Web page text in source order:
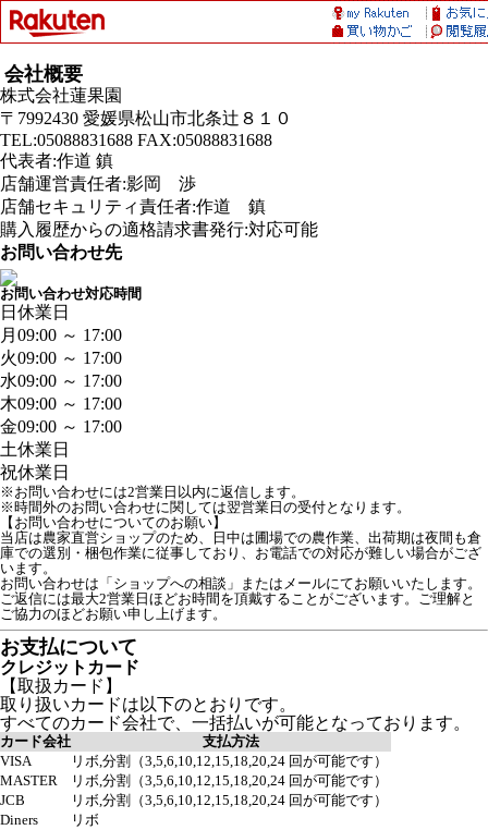
会社概要
株式会社蓮果園
〒7992430 愛媛県松山市北条辻８１０
TEL:05088831688 FAX:05088831688
代表者:作道 鎮
店舗運営責任者:影岡 渉
店舗セキュリティ責任者:作道 鎮
購入履歴からの適格請求書発行:対応可能
お問い合わせ先
お問い合わせ対応時間
日 休業日
月 09:00 ～ 17:00
火09:00 ～ 17:00
水09:00 ～ 17:00
木09:00 ～ 17:00
金09:00 ～ 17:00
土休業日
祝休業日
※お問い合わせには2営業日以内に返信します。
※時間外のお問い合わせに関しては翌営業日の受付となります。
【お問い合わせについてのお願い】
当店は農家直営ショップのため、日中は圃場での農作業、出荷期は夜間も倉
庫での選別・梱包作業に従事しており、お電話での対応が難しい場合がござ
います。
お問い合わせは「ショップへの相談」またはメールにてお願いいたします。
ご返信には最大2営業日ほどお時間を頂戴することがございます。ご理解と
ご協力のほどお願い申し上げます。
お支払について
クレジットカード
【取扱カード】
取り扱いカードは以下のとおりです。
すべてのカード会社で、一括払いが可能となっております。
カード会社
支払方法
VISA
リボ,分割（3,5,6,10,12,15,18,20,24 回が可能です）
MASTER
リボ,分割（3,5,6,10,12,15,18,20,24 回が可能です）
JCB
リボ,分割（3,5,6,10,12,15,18,20,24 回が可能です）
Diners
リボ